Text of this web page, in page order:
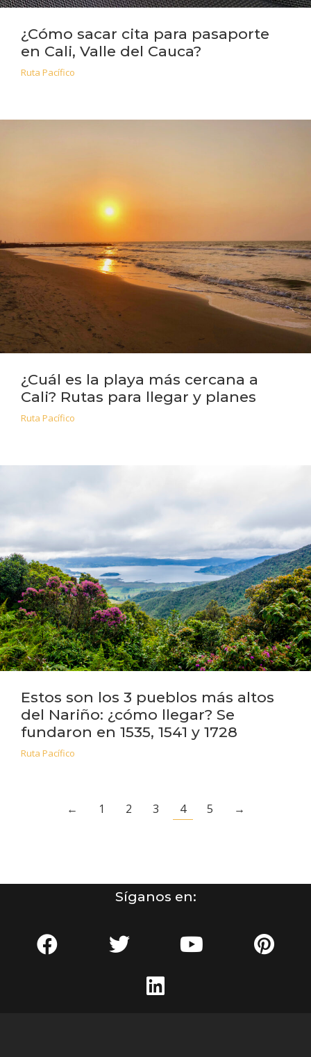
¿Cómo sacar cita para pasaporte
en Cali, Valle del Cauca?
Ruta Pacífico
¿Cuál es la playa más cercana a
Cali? Rutas para llegar y planes
Ruta Pacífico
Estos son los 3 pueblos más altos
del Nariño: ¿cómo llegar? Se
fundaron en 1535, 1541 y 1728
Ruta Pacífico
← 1 2 3 4 5 →
Síganos en: